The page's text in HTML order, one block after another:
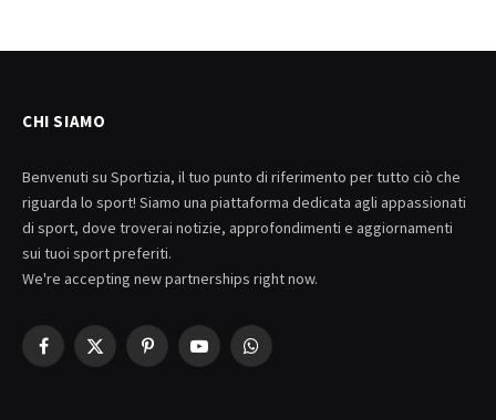
CHI SIAMO
Benvenuti su Sportizia, il tuo punto di riferimento per tutto ciò che
riguarda lo sport! Siamo una piattaforma dedicata agli appassionati
di sport, dove troverai notizie, approfondimenti e aggiornamenti
sui tuoi sport preferiti.
We're accepting new partnerships right now.
Facebook
X
PinterestYouTubeWhatsApp